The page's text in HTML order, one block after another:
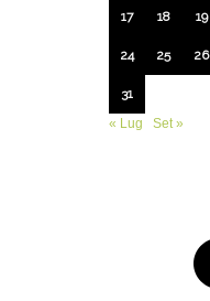
17 18 19
24 25 26
31
« Lug
Set »